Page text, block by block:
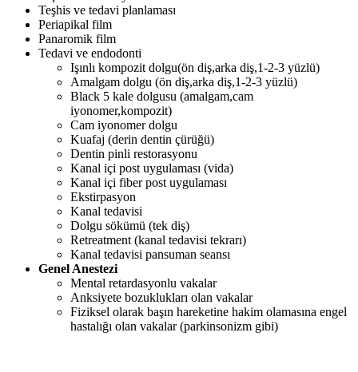
Teşhis ve tedavi planlaması
Periapikal film
Panaromik film
Tedavi ve endodonti
Işınlı kompozit dolgu(ön diş,arka diş,1-2-3 yüzlü)
Amalgam dolgu (ön diş,arka diş,1-2-3 yüzlü)
Black 5 kale dolgusu (amalgam,cam
iyonomer,kompozit)
Cam iyonomer dolgu
Kuafaj (derin dentin çürüğü)
Dentin pinli restorasyonu
Kanal içi post uygulaması (vida)
Kanal içi fiber post uygulaması
Ekstirpasyon
Kanal tedavisi
Dolgu sökümü (tek diş)
Retreatment (kanal tedavisi tekrarı)
Kanal tedavisi pansuman seansı
Genel Anestezi
Mental retardasyonlu vakalar
Anksiyete bozuklukları olan vakalar
Fiziksel olarak başın hareketine hakim olamasına engel
hastalığı olan vakalar (parkinsonizm gibi)